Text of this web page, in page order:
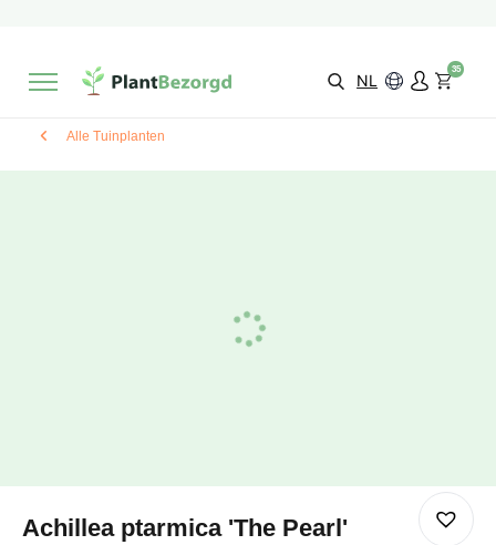
Kies zelf je
bezorgmoment & locatie NL
35
Alle Tuinplanten
Achillea ptarmica 'The Pearl'